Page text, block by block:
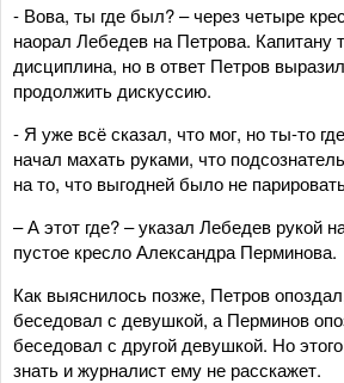
- Вова, ты где был? – через четыре
наорал Лебедев на Петрова. Капитану
дисциплина, но в ответ Петров
продолжить дискуссию.
- Я уже всё сказал, что мог, но ты-то
начал махать руками, что
на то, что выгодней было не
– А этот где? – указал Лебедев рукой
пустое кресло Александра Перминова.
Как выяснилось позже, Петров
беседовал с девушкой, а Перминов
беседовал с другой девушкой. Но
знать и журналист ему не расскажет.